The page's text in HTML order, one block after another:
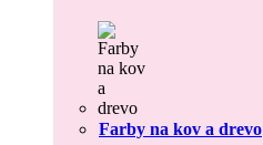
Farby na kov a drevo